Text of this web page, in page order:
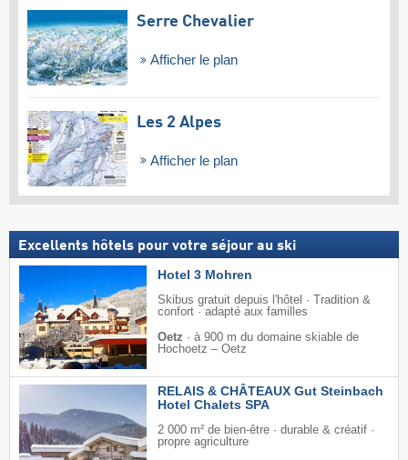
Serre Chevalier
Afficher le plan
Les 2 Alpes
Afficher le plan
Excellents hôtels pour votre séjour au ski
Hotel 3 Mohren
Skibus gratuit depuis l'hôtel · Tradition &
confort · adapté aux familles
Oetz · à 900 m du domaine skiable de
Hochoetz – Oetz
RELAIS & CHÂTEAUX Gut Steinbach
Hotel Chalets SPA
2 000 m² de bien-être · durable & créatif ·
propre agriculture